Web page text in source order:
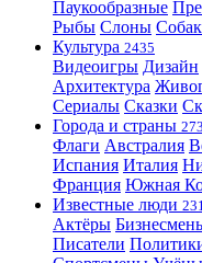
Паукообразные
Рыбы Слоны
Культура 2435
Видеоигры Дизайн
Архитектура
Сериалы Сказки
Города и страны
Флаги Австралия
Испания Италия
Франция Южная
Известные люди
Актёры
Писатели